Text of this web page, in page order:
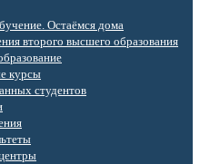
Остаёмся дома
второго высшего образования
курсы
студентов